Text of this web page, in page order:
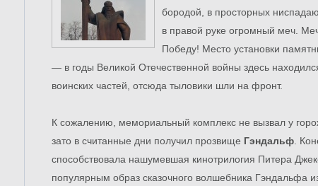
бородой, в просторных
в правой руке огромный меч.
Победу! Место установки
— в годы Великой Отечественной войны здесь
воинских частей, отсюда тыловики шли на фронт.
К сожалению, мемориальный комплекс не вызвал у
зато в считанные дни получил прозвище Гэндальф .
способствовала нашумевшая кинотрилогия Питера
популярным образ сказочного волшебника Гэндальфа